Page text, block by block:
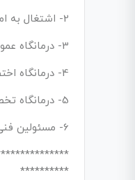
2- اشتغال به امور درمانی
3- درمانگاه عمومی
4- درمانگاه اختصاصی دام بزرگ
5- درمانگاه تخصصی دام بزرگ
6- مسئولین فنی بهداشتی واحدهای اسبداری
**********